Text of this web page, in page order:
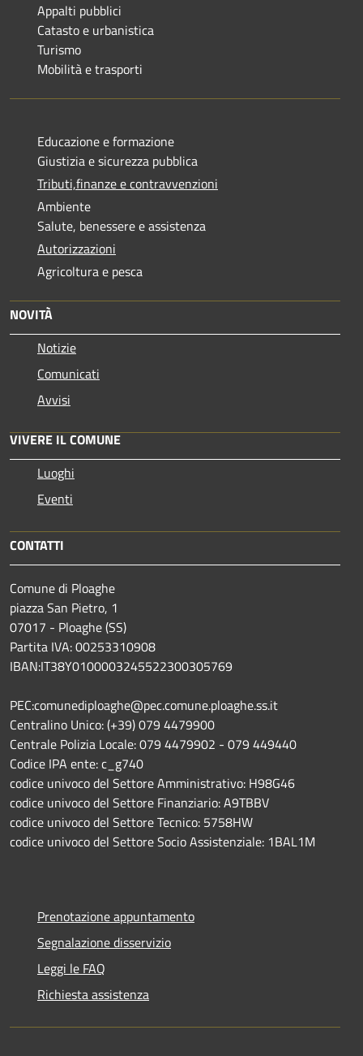
Appalti pubblici
Catasto e urbanistica
Turismo
Mobilità e trasporti
Educazione e formazione
Giustizia e sicurezza pubblica
Tributi,finanze e contravvenzioni
Ambiente
Salute, benessere e assistenza
Autorizzazioni
Agricoltura e pesca
NOVITÀ
Notizie
Comunicati
Avvisi
VIVERE IL COMUNE
Luoghi
Eventi
CONTATTI
Comune di Ploaghe
piazza San Pietro, 1
07017 - Ploaghe (SS)
Partita IVA: 00253310908
IBAN:IT38Y0100003245522300305769
PEC:comunediploaghe@pec.comune.ploaghe.ss.it
Centralino Unico: (+39) 079 4479900
Centrale Polizia Locale: 079 4479902 - 079 449440
Codice IPA ente: c_g740
codice univoco del Settore Amministrativo: H98G46
codice univoco del Settore Finanziario: A9TBBV
codice univoco del Settore Tecnico: 5758HW
codice univoco del Settore Socio Assistenziale: 1BAL1M
Prenotazione appuntamento
Segnalazione disservizio
Leggi le FAQ
Richiesta assistenza